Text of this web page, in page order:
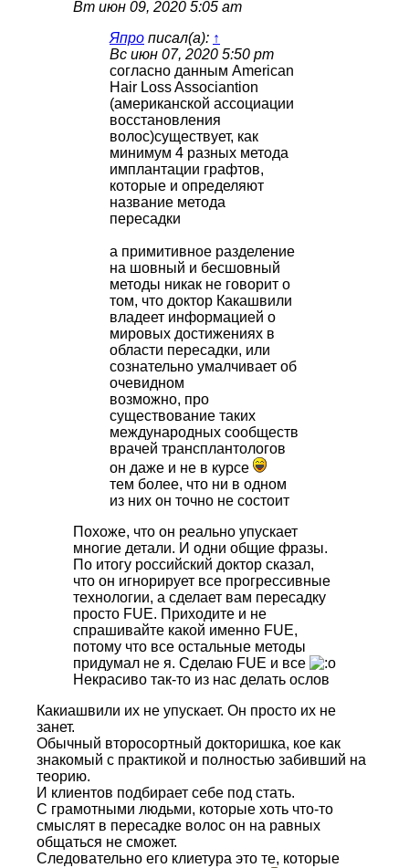
Вт июн 09, 2020 5:05 am
Япро писал(а): ↑
Вс июн 07, 2020 5:50 pm
согласно данным American
Hair Loss Associantion
(американской ассоциации
восстановления
волос)существует, как
минимум 4 разных метода
имплантации графтов,
которые и определяют
название метода
пересадки
а примитивное разделение
на шовный и бесшовный
методы никак не говорит о
том, что доктор Какашвили
владеет информацией о
мировых достижениях в
области пересадки, или
сознательно умалчивает об
очевидном
возможно, про
существование таких
международных сообществ
врачей трансплантологов
он даже и не в курсе
тем более, что ни в одном
из них он точно не состоит
Похоже, что он реально упускает
многие детали. И одни общие фразы.
По итогу российский доктор сказал,
что он игнорирует все прогрессивные
технологии, а сделает вам пересадку
просто FUE. Приходите и не
спрашивайте какой именно FUE,
потому что все остальные методы
придумал не я. Сделаю FUE и все
Некрасиво так-то из нас делать ослов
Какиашвили их не упускает. Он просто их не
занет.
Обычный второсортный докторишка, кое как
знакомый с практикой и полностью забивший на
теорию.
И клиентов подбирает себе под стать.
С грамотными людьми, которые хоть что-то
смыслят в пересадке волос он на равных
общаться не сможет.
Следовательно его клиетура это те, которые